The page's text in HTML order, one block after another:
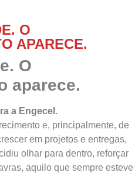
O
APARECE.
O
aparece.
a Engecel .
e, principalmente, de
em projetos e entregas,
olhar para dentro, reforçar
aquilo que sempre esteve